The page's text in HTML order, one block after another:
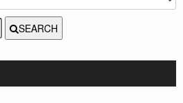
SEARCH